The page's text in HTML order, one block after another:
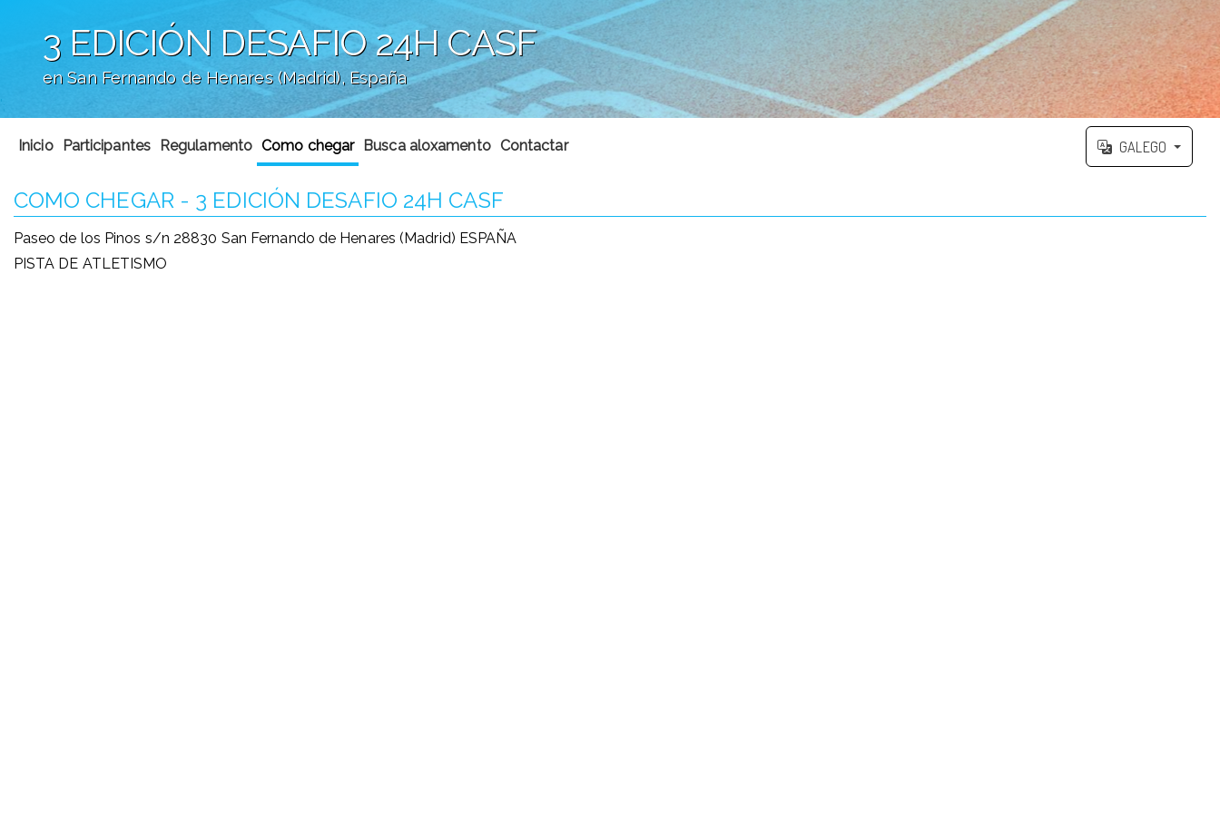
3 EDICIÓN DESAFIO 24H CASF
en San Fernando de Henares (Madrid), España
';
Inicio Participantes Regulamento Como chegar Busca aloxamento Contactar GALEGO
COMO CHEGAR - 3 EDICIÓN DESAFIO 24H CASF
Paseo de los Pinos s/n 28830 San Fernando de Henares (Madrid) ESPAÑA
PISTA DE ATLETISMO